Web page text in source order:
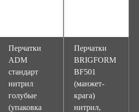
Перчатки
ADM
стандарт
нитрил
голубые
(упаковка
Перчатки
BRIGFORM
BF501
(манжет-
крага)
нитрил,